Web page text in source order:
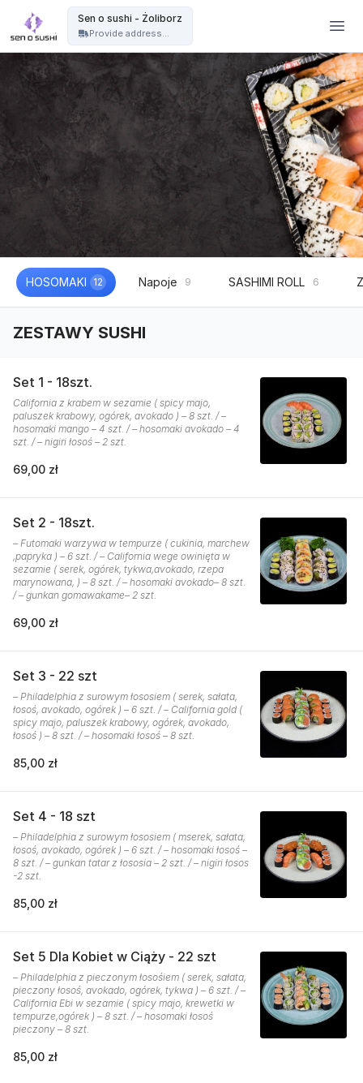
Sen o sushi - Żoliborz
Provide address...
HOSOMAKI 12 Napoje 9 SASHIMI ROLL 6
ZESTAWY SUSHI
Set 1 - 18szt.
California z krabem w sezamie ( spicy majo,
paluszek krabowy, ogórek, avokado ) – 8 szt. / –
hosomaki mango – 4 szt. / – hosomaki avokado – 4
szt. / – nigiri łosoś – 2 szt.
69,00 zł
Set 2 - 18szt.
– Futomaki warzywa w tempurze ( cukinia, marchew
,papryka ) – 6 szt. / – California wege owinięta w
sezamie ( serek, ogórek, tykwa,avokado, rzepa
marynowana, ) – 8 szt. / – hosomaki avokado– 8 szt.
/ – gunkan gomawakame– 2 szt.
69,00 zł
Set 3 - 22 szt
– Philadelphia z surowym łososiem ( serek, sałata,
łosoś, avokado, ogórek ) – 6 szt. / – California gold (
spicy majo, paluszek krabowy, ogórek, avokado,
łosoś ) – 8 szt. / – hosomaki łosoś – 8 szt.
85,00 zł
Set 4 - 18 szt
– Philadelphia z surowym łososiem ( mserek, sałata,
łosoś, avokado, ogórek ) – 6 szt. / – hosomaki łosoś –
8 szt. / – gunkan tatar z łososia – 2 szt. / – nigiri łosos
-2 szt.
85,00 zł
Set 5 Dla Kobiet w Ciąży - 22 szt
– Philadelphia z pieczonym łosośiem ( serek, sałata,
pieczony łosoś, avokado, ogórek, tykwa ) – 6 szt. / –
California Ebi w sezamie ( spicy majo, krewetki w
tempurze,ogórek ) – 8 szt. / – hosomaki łosoś
pieczony – 8 szt.
85,00 zł